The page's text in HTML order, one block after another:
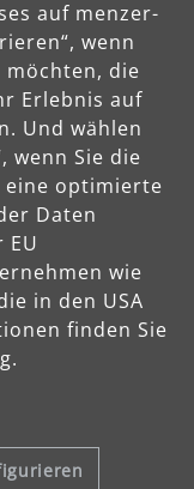
auf menzer-
wenn
möchten, die
Erlebnis auf
Und wählen
wenn Sie die
eine optimierte
Daten
wie
in den USA
finden Sie